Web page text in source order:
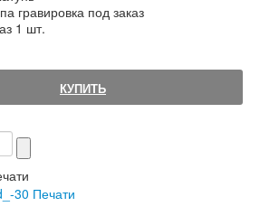
гравировка под заказ
1 шт.
КУПИТЬ